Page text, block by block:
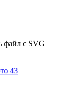
файл с SVG